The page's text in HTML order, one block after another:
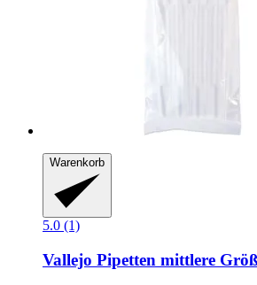
Warenkorb
5.0 (1)
Vallejo Pipetten mittlere